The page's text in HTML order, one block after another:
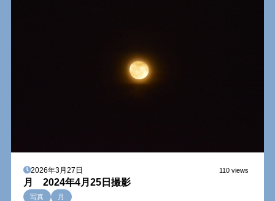
2026年3月27日 110 views
月 2024年4月25日撮影
写真 月